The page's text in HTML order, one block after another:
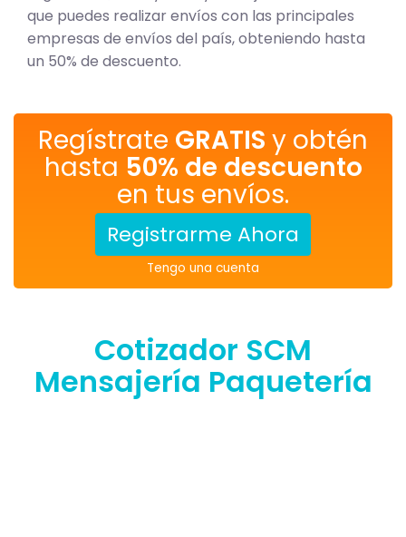
que puedes realizar envíos con las principales
empresas de envíos del país, obteniendo hasta
un 50% de descuento.
Regístrate GRATIS y obtén
hasta 50% de descuento
en tus envíos.
Registrarme Ahora
Tengo una cuenta
Cotizador SCM
Mensajería Paquetería